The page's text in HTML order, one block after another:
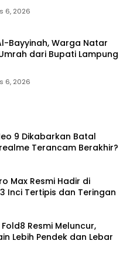
6, 2026
Bayyinah, Warga Natar
dari Bupati Lampung
6, 2026
9 Dikabarkan Batal
Terancam Berakhir?
Max Resmi Hadir di
Inci Tertipis dan Teringan
Resmi Meluncur,
Lebih Pendek dan Lebar